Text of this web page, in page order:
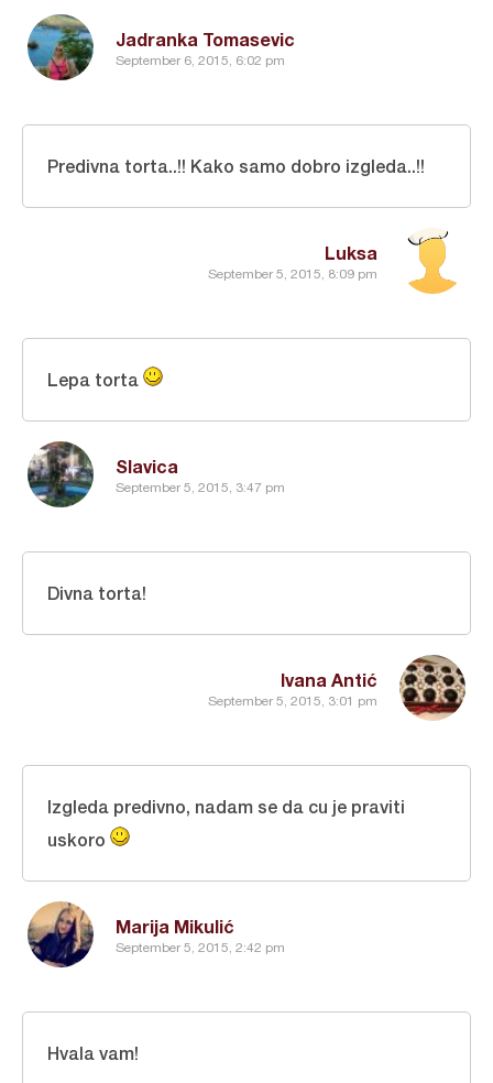
Jadranka Tomasevic
September 6, 2015, 6:02 pm
Luksa
September 5, 2015, 8:09 pm
Predivna torta..!! Kako samo dobro izgleda..!!
Slavica
September 5, 2015, 3:47 pm
Lepa torta
Ivana Antić
September 5, 2015, 3:01 pm
Divna torta!
Marija Mikulić
September 5, 2015, 2:42 pm
Izgleda predivno, nadam se da cu je praviti
uskoro
Hvala vam!